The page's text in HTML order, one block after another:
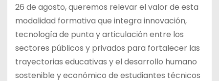
26 de agosto, queremos relevar el valor de esta
modalidad formativa que integra innovación,
tecnología de punta y articulación entre los
sectores públicos y privados para fortalecer las
trayectorias educativas y el desarrollo humano
sostenible y económico de estudiantes técnicos